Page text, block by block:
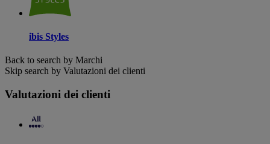
ibis Styles
Back to search by Marchi
Skip search by Valutazioni dei clienti
Valutazioni dei clienti